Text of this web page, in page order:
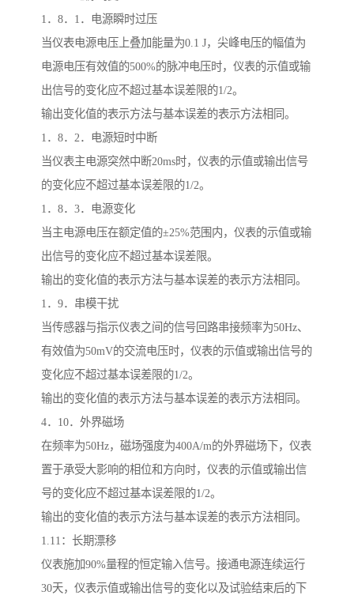
1．8．1．电源瞬时过压
当仪表电源电压上叠加能量为0.1 J，尖峰电压的幅值为
电源电压有效值的500%的脉冲电压时，仪表的示值或输
出信号的变化应不超过基本误差限的1/2。
输出变化值的表示方法与基本误差的表示方法相同。
1．8．2．电源短时中断
当仪表主电源突然中断20ms时，仪表的示值或输出信号
的变化应不超过基本误差限的1/2。
1．8．3．电源变化
当主电源电压在额定值的±25%范围内，仪表的示值或输
出信号的变化应不超过基本误差限。
输出的变化值的表示方法与基本误差的表示方法相同。
1．9．串模干扰
当传感器与指示仪表之间的信号回路串接频率为50Hz、
有效值为50mV的交流电压时，仪表的示值或输出信号的
变化应不超过基本误差限的1/2。
输出的变化值的表示方法与基本误差的表示方法相同。
4．10．外界磁场
在频率为50Hz，磁场强度为400A/m的外界磁场下，仪表
置于承受大影响的相位和方向时，仪表的示值或输出信
号的变化应不超过基本误差限的1/2。
输出的变化值的表示方法与基本误差的表示方法相同。
1.11：长期漂移
仪表施加90%量程的恒定输入信号。接通电源连续运行
30天，仪表示值或输出信号的变化以及试验结束后的下